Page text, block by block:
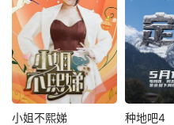
小姐不熙娣 种地吧4